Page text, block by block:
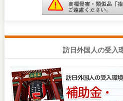
訪日外国人の受入